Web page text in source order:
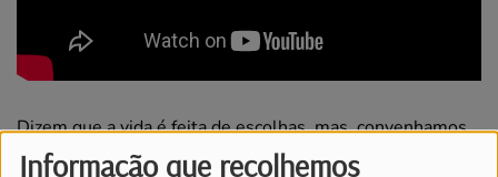
Informação que recolhemos
Dizem que a vida é feita de escolhas, mas, convenhamos,
nem todas são assim tão fáceis. A Brigada da Manhã